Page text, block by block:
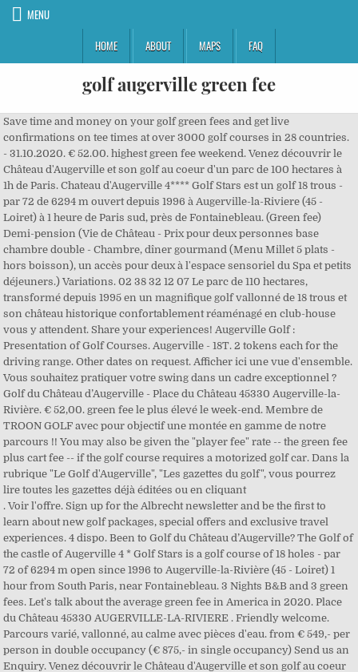
MENU
HOME
ABOUT MAPS FAQ
golf augerville green fee
Save time and money on your golf green fees and get live
confirmations on tee times at over 3000 golf courses in 28 countries.
- 31.10.2020. € 52.00. highest green fee weekend. Venez découvrir le
Château d'Augerville et son golf au coeur d'un parc de 100 hectares à
1h de Paris. Chateau d'Augerville 4**** Golf Stars est un golf 18 trous -
par 72 de 6294 m ouvert depuis 1996 à Augerville-la-Riviere (45 -
Loiret) à 1 heure de Paris sud, près de Fontainebleau. (Green fee)
Demi-pension (Vie de Château - Prix pour deux personnes base
chambre double - Chambre, dîner gourmand (Menu Millet 5 plats -
hors boisson), un accès pour deux à l'espace sensoriel du Spa et petits
déjeuners.) Variations. 02 38 32 12 07 Le parc de 110 hectares,
transformé depuis 1995 en un magnifique golf vallonné de 18 trous et
son château historique confortablement réaménagé en club-house
vous y attendent. Share your experiences! Augerville Golf :
Presentation of Golf Courses. Augerville - 18T. 2 tokens each for the
driving range. Other dates on request. Afficher ici une vue d'ensemble.
Vous souhaitez pratiquer votre swing dans un cadre exceptionnel ?
Golf du Château d’Augerville - Place du Château 45330 Augerville-la-
Rivière. € 52,00. green fee le plus élevé le week-end. Membre de
TROON GOLF avec pour objectif une montée en gamme de notre
parcours !! You may also be given the "player fee" rate -- the green fee
plus cart fee -- if the golf course requires a motorized golf car. Dans la
rubrique "Le Golf d'Augerville", "Les gazettes du golf", vous pourrez
lire toutes les gazettes déjà éditées ou en cliquant
. Voir l'offre. Sign up for the Albrecht newsletter and be the first to learn about new golf packages, special offers and exclusive travel experiences. 4 dispo. Been to Golf du Château d’Augerville? The Golf of the castle of Augerville 4 * Golf Stars is a golf course of 18 holes - par 72 of 6294 m open since 1996 to Augerville-la-Rivière (45 - Loiret) 1 hour from South Paris, near Fontainebleau. 3 Nights B&B and 3 green fees. Let's talk about the average green fee in America in 2020. Place du Château 45330 AUGERVILLE-LA-RIVIERE . Friendly welcome. Parcours varié, vallonné, au calme avec pièces d'eau. from € 549,- per person in double occupancy (€ 875,- in single occupancy) Send us an Enquiry. Venez découvrir le Château d'Augerville et son golf au coeur d'un parc de 100 hectares à 1h de Paris.Le parcours de Golf du Château d'Augerville est à la distance 2.4 km • highest green fee weekdays € 120.00 • highest green fee weekend € 150.00 • number of holes 18 holes, 1 golf course. Le parcours du golf d'Augerville au sud de Paris offre s ur un domaine de 100 hectares, d es étangs harmonieux, des longs greens, des départs en surplomb, qui s'avèrent rapidement être également des obstacles. RESERVER. 7/9 rue Nationale - 92100 - Boulogne Billancourt, (+33) 05 56 00 72 63 - Coût d'un appel local, Bonjour, n'hésitez pas à nous faire part de vos demandes via ce formulaire, Vous pouvez faire suivre cette page à un ami en indiquant votre nom et son adresse email, Votre profil est incomplet. Golf d'Augerville : Présentation des parcours de Golf Vous souhaitez pratiquer votre swing dans un cadre exceptionnel ? Well-kept fairways. 18 holes, 1 golf course. Dates available: 1.4. Golf d'Augerville Augerville — Tee 1. Jusqu'à -50% sur vos green fees avec l'application Golf O Max et le carnet de coupons de réduction - plus de 1700 coupons de réduction valables dans plus de 500 golfs en France - Belgique - Pays-Bas - Allemagne - Luxembourg - Suisse - Espagne - Portugal - Italie - Maroc. Book green fees and tee times in REAL TIME and get your confirmations immediately . Le golf du château d’Augerville a su s’imposer comme … Topgreens. Routes varied and hilly, quiet and incorporating parts of water. Afin de vous offrir une meilleure expérience, nous utilisons des cookies sur notre site pour des raisons techniques, analytiques et marketing. Veuillez compléter les informations de votre profil, Connectez-vous pour accéder à votre compte, LeClub Golf7/9 rue Nationale - 92100 - Boulogne Billancourt, Green fee Golf de Bussy-Guermantes Marne-la-Vallée, Si vous rencontrez la moindre difficulté, contactez-nous à, Vivez vos meilleurs moments golf avec LeClub Golf, Pour vivre la meilleure expérience LeClub Golf, nous vous conseillons d’utiliser les navigateurs Chrome, Safari ou Firefox, Offrez-vous green-fees et séjours dans la boutique cadeaux, Rechercher un stage de golf perfectionnement, conditions générales d'utilisation et de vente, 1€ = 1 fee sur vos achats : green fees, location (voiturette, chariot), practice, stages, proshop, restaurant et sur vos séjours en France, 3 € = 1 fee pour vos séjours avec Tee Off Travel, Cumulez vos bons d'achat de 5 € tous les 100 fees, Réservée aux abonnés des golfs du Réseau LeClub Golf. Today I played the first 9 holes on 19.07.17. 2 green fees per person on the Golf du Château d’Augerville incl. Golf d'Augerville : Présentation des parcours de Golf Vous souhaitez pratiquer votre swing dans un cadre exceptionnel ? € 67.00. -50%. The Château d’Augerville. 4 dispo. The golf course of Château d'Augerville is the measure of the site, lush, seductive, endearing and rigorous. You can find details about our privacy practices here. ----- Haut . Address: Place du Château, 45330 Augerville la Riviere, France ( Show map) 126 photos . En poursuivant votre … Parc de 100 ha. The course is ambitious with numerous water hazards (men 's sledges from black( Slope 152), white (147) and yellow (128) Downs) are bad.Too bad, the place deserved better. The course is situated in the château park. Much water. number of holes. Save time and money on your golf green fees and get cheap green fees, quickly and securely online with Tee Times For You, the experts in online Golf. Discover the Château Golf & SPA d’Augerville, its charm and friendliness set on a beautiful park of 100 acres one hour from Paris and a few miles away from Fontainebleau. Dieser Golfplatz hat 18 Löcher, 1 Golfplatz und bekam in 51 Beurteilungen eine durschnittliche Bewertung von 8,3. Quels sont les autres golfs et autour de Golf Du Chateau D'Augerville? Some golfers use the term "greens fee" (plural), but the proper term is "green fee." This countryside property greats you for any opportunity : romantic or family stay, seminar, team-building, wedding, a private event. golf chÂteau daugerville tarifs golf du chateau d'augerville green-fees 18 trous 9 trous Étudiant -25 ans semaine 52€ 35€ 35€ week-end 67€ 42€ 35€ practice membres non membres jeton carte 2 seaux carte 5 seaux carte 10 seaux 3€ 5€ 12€ 18€ 7€ 16€ 25€ location de matÉriel membres non membres offert chariot manuel 7€ Do you want to practice your swing in an exceptional setting? Le golf du Château d’Augerville est un magnifique golf vallonné de 18 trous à environ 70 Km de Paris près de Fontainebleau. By far the best golfing experience in the region even if you miss your Handycap. We will treat your information with respect. Boutigny dur Essonne (21 km) 12:50. By clicking above, you agree that we may process your information in accordance with these terms. Enjoy a golf stay in a French castle secret jewel! -33%. According to research from the National Golf Foundation , the average cost to play a round of golf in the United States in 2020 is $61. Golf Du Chateau D'Augerville. March 1 - July 15 and September - November. On large greens and beneath various water hazards, golfers can show their abilities. ... Château golf & Spa d'Augerville. Green fees. 35,00€. Augerville La Rivière, France. green fee le plus élevé en semaine. The backnine were locked due to aerification work (mid-season) !! Château d'Augerville 4 stars. Voir l'offre. hôtel 5***** 40 … Golf Du Chateau D'Augerville. Real Time Green Fee Reservations for Golf Tee Times in Centre, France. Also includes: Cély GC. Longitude : 2.442159 Téléphone du Golf : Afficher le numéro. Domaine de Bélesbat. Reserva de green fees online en todos los campos de golf de España y con ofertas last minute. Chateau Golf & Spa d'Augerville à Augerville la Riviere – Forfait avec 1 Nuit Green Fee 18 Trous, diner 4 Plats et petits déjeuner à partir de 170€/pers sur base double. Come and discover the Château d'Augerville and its golf in the heart of a 100-hectare park 1 hour from Paris. Book green fees and tee times in REAL TIME and get your confirmations immediately for Chāteau Golf dAugerville - Augerville - 18T in Augerville-la-Rivière, France. Coordonnées GPS : Latitude : 48.249417. 67 €. Wonderful place. Golf d'Augerville : Présentation des parcours de Golf . Alles, was Sie über Golf Du Chateau D'Augerville in Centre-Val de Loire, Frankreich wissen müssen. Association Sportive du Golf du Château d'Augerville Place du château 45330 AUGERVILLE LA RIVIERE. € 67,00. PAIEMENT SUR PLACE A … 2 green fees - Golf Du Chateau D'Augerville. nombre de trous. Nearby Courses. Augerville - 18T. with Golf du Château d’Augerville. Golf Du Chateau D'Augerville. Réservez vos green fees sur les meilleurs golfs et aux meilleurs prix. Place du Château, F-45330 Augerville-la-Rivière, France, Phone: +33 2 38 32 12 07, Fax: +33 2 38 32 12 15, golf@chateau-augerville.comwww.chateau-augerville.com. ven 30 oct. sam 31 oct. dim 1 nov. lun 2 nov. mar 3 nov. mer 4 nov. jeu 5 nov. 09:00. Une réservation sur MyGreenfee égale un départ assuré. Golf Du Chateau D'Augerville - FlyOverGreen ... Chateau d'Augerville 4**** Golf Stars est un golf 18 trous - par 72 de 6294 m ouvert depuis 1996 à Augerville-la-Riviere (45 - Loiret) à … Un parcour pour amateur confirmé, comme pour débutant. 09:10. Conçu par l'architecte Olivier Dongradi, le parcours du golf d'Augerville est à la mesure du site. See all. sur le nouveau site LeClub Golf.Green-fees en ligne, programme fidélité, séjours golf et plus encore ! Le golf du château d'Augerville a su s'imposer comme l'un des plus beau parcours de France .. Créé en 1995 dans le vaste parc du château, le parcours a été dessiné par Olivier DONGRADI, architecte qui a réalisé notamment le golf des Gets face au Mont Blanc et bien d'autres références en la matière. -45%. Golf d'Augerville Augerville — Tee 1. ... From 495 € for 3 Nights and 3 green fees. 12:40. Augerville - 18T. -33%. highest green fee weekdays. Adresse: Place du Château, 45330 Augerville la Riviere, France ( Voir la carte) 126 photos . We offer a choice of over 10 golfcourses spread out thru Centre, France. Tous les parcours de golfs en France sont sur MyGreenfee.com If you call a golf course and ask the cost of its green fees, you will most likely be given the rate for 18 holes. First-class food in the castle. You can change your mind at any time by clicking the unsubscribe link in the footer of any newsletter you receive from us, or by contacting us at travel@albrecht.de. Venez découvrir le Château d'Augerville et son golf au coeur d'un parc de 100 hectares à 1h de Paris.Le parcours de Golf du Château d'Augerville est à la Vol - Transferts - 7 nuits - 1/2 pension - 5 Green Fees . 18 trous, 1 parcours de golf. Le parcours de Golf du Château d'Augerville est à la mesure du site, luxuriant, séduisant, attachant et rigoureux. 2 x Green Fee auf dem Augerville Course; 1 x Green Fee auf dem Cely Course; 1 x Green Fee auf dem Albatros Course; Ohne Flug – Flüge und dazugehöriges Golfgepäck bieten wir Ihnen zu … 35,00€. Conçu par l'architecte Olivier Dongradi, le parcours du golf d'Augerville au sud de Paris est à la mesure du site. Situé à moins d’une heure de Paris et à 25km de Fontainebleau, le golf 18 trous d'Aug